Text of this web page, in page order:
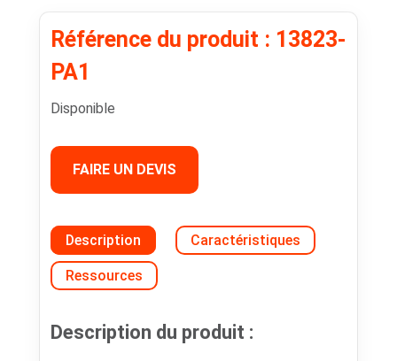
Référence du produit : 13823-
PA1
Disponible
FAIRE UN DEVIS
Description Caractéristiques
Ressources
Description du produit :